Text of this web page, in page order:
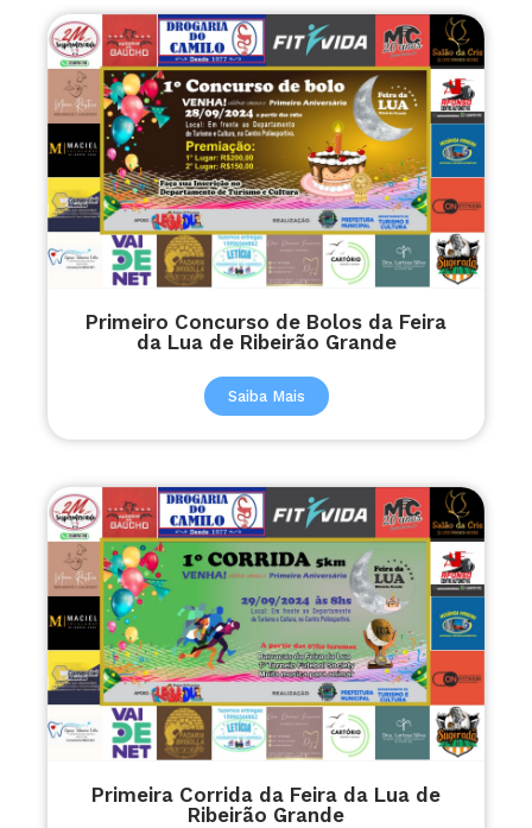
Primeiro Concurso de Bolos da Feira
da Lua de Ribeirão Grande
Saiba Mais
Primeira Corrida da Feira da Lua de
Ribeirão Grande